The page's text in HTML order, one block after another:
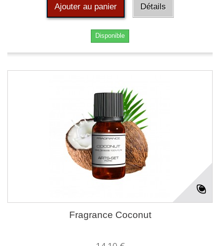
Ajouter au panier Détails
Disponible
Fragrance Coconut